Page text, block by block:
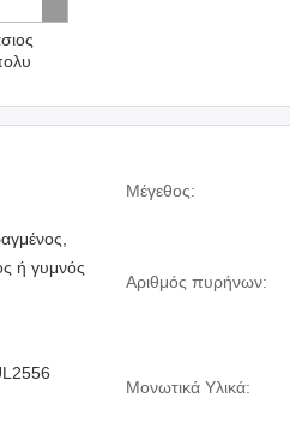
Μέγεθος:
ή γυμνός
Αριθμός πυρήνων:
Μονωτικά Υλικά: